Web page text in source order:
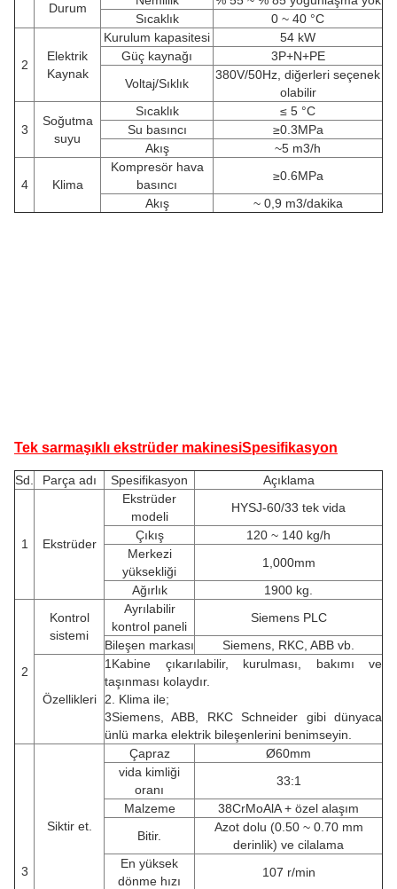
Durum
Sıcaklık
0 ~ 40 °C
2
Elektrik
Kaynak
Kurulum kapasitesi
54 kW
Güç kaynağı
3P+N+PE
Voltaj/Sıklık
380V/50Hz, diğerleri seçenek
olabilir
3
Soğutma
suyu
Sıcaklık
≤ 5 °C
Su basıncı
≥0.3MPa
Akış
~5 m3/h
4 Klima
Kompresör hava
basıncı
≥0.6MPa
Akış
~ 0,9 m3/dakika
Tek sarmaşıklı ekstrüder makinesiSpesifikasyon
Sd. Parça adı Spesifikasyon Açıklama
1 Ekstrüder
Ekstrüder
modeli
HYSJ-60/33 tek vida
Çıkış
120 ~ 140 kg/h
Merkezi
yüksekliği
1,000mm
Ağırlık
1900 kg.
2
Kontrol
sistemi
Ayrılabilir
kontrol paneli
Siemens PLC
Bileşen markası
Siemens, RKC, ABB vb.
Özellikleri
1Kabine çıkarılabilir, kurulması, bakımı ve
taşınması kolaydır.
2. Klima ile;
3Siemens, ABB, RKC Schneider gibi dünyaca
ünlü marka elektrik bileşenlerini benimseyin.
3
Siktir et.
Çapraz
Ø60mm
vida kimliği
oranı
33:1
Malzeme
38CrMoAlA + özel alaşım
Bitir.
Azot dolu (0.50 ~ 0.70 mm
derinlik) ve cilalama
En yüksek
dönme hızı
107 r/min